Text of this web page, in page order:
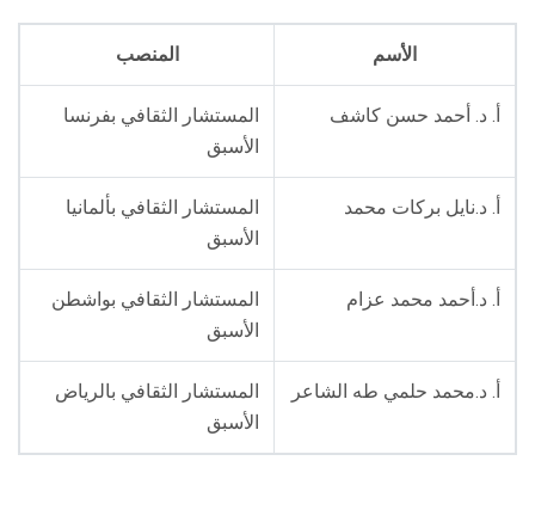
المنصب الأسم
المستشار الثقافي بفرنسا
الأسبق
أ. د. أحمد حسن كاشف
المستشار الثقافي بألمانيا
الأسبق
أ. د.نايل بركات محمد
المستشار الثقافي بواشطن
الأسبق
أ. د.أحمد محمد عزام
المستشار الثقافي بالرياض
الأسبق
أ. د.محمد حلمي طه الشاعر